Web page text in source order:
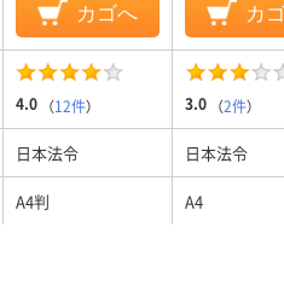
カゴへ カ
4.0 （12件） 3.0 （2件）
日本法令 日本法令
A4判 A4